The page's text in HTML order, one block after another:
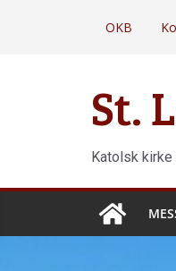
OKB
St.
Katolsk kirke